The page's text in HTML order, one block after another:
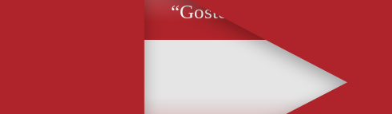
“Gostei muito do projeto”
Rodrigo Pinho explicou opção pelo AFS e
ambiente que sentiu à chegada reforça a
mais recente reforço do AFS, Rodrigo Pinho,